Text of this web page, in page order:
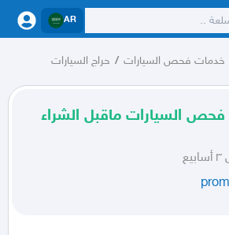
AR
خدمات فحص السيارات / حراج السيارات
السيارات ماقبل الشراء